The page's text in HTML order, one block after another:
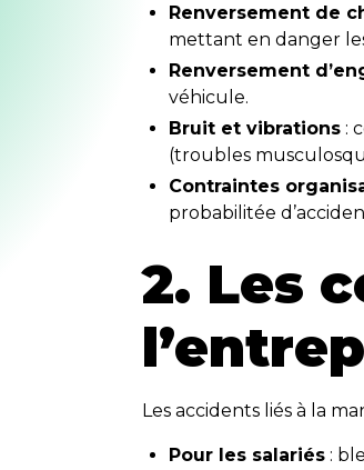
Renversement de
mettant en danger
Renversement
véhicule.
Bruit et vibrations:
(troubles
Contraintes
probabilitée
2. Les
Les accidents liés à la
Pour les salariés: